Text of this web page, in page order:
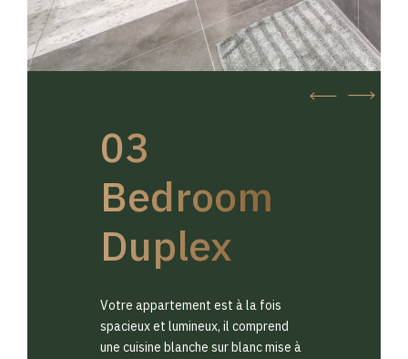
03
Bedroom
Duplex
Votre appartement est à la fois
spacieux et lumineux, il comprend
une cuisine blanche sur blanc mise à